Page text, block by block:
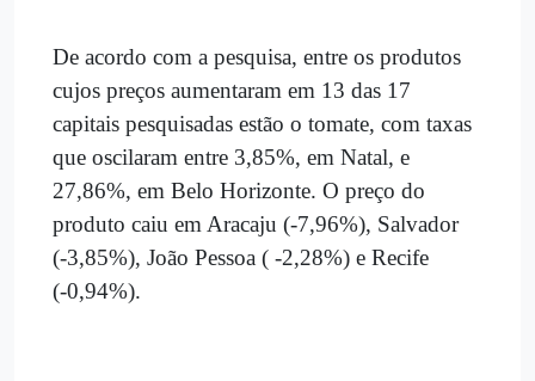
De acordo com a pesquisa, entre os produtos
cujos preços aumentaram em 13 das 17
capitais pesquisadas estão o tomate, com taxas
que oscilaram entre 3,85%, em Natal, e
27,86%, em Belo Horizonte. O preço do
produto caiu em Aracaju (-7,96%), Salvador
(-3,85%), João Pessoa ( -2,28%) e Recife
(-0,94%).